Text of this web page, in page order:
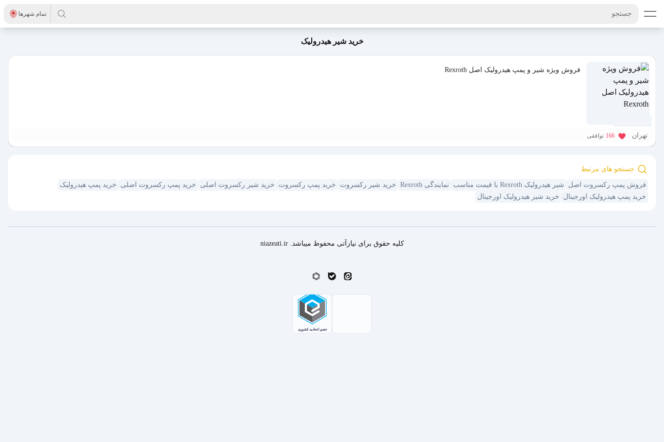
تمام شهر‌ها جستجو
خرید شیر هیدرولیک
فروش ویژه شیر و پمپ هیدرولیک اصل Rexroth
تهران 166 توافقی
جستجو های مرتبط
فروش پمپ رکسروت اصل شیر هیدرولیک Rexroth با قیمت مناسب نمایندگی Rexroth خرید شیر رکسروت خرید پمپ رکسروت خرید شیر رکسروت اصلی خرید پمپ رکسروت اصلی
خرید پمپ هیدرولیک
خرید پمپ هیدرولیک اورجینال
خرید شیر هیدرولیک اورجینال
کلیه حقوق برای نیازآتی محفوظ میباشد. niazeati.ir